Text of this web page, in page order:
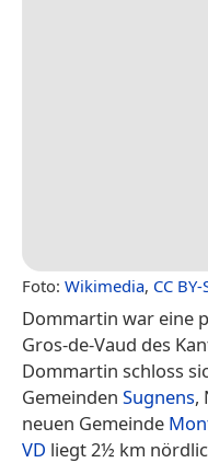
Foto: Wikimedia, CC
Dommartin war eine
Gros-de-Vaud des
Dommartin schloss
Gemeinden Sugnens,
neuen Gemeinde
VD liegt 2½ km